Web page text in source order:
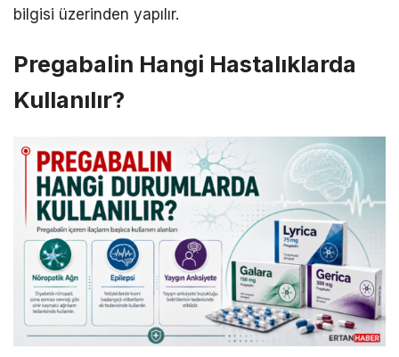
bilgisi üzerinden yapılır.
Pregabalin Hangi Hastalıklarda
Kullanılır?